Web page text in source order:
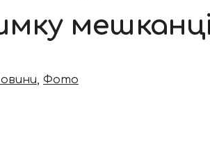
, Фото